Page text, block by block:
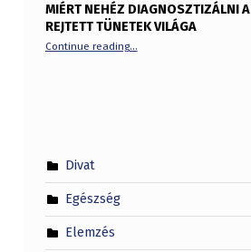
MIÉRT NEHÉZ DIAGNOSZTIZÁLNI
REJTETT TÜNETEK VILÁGA
Continue reading…
Divat
Egészség
Elemzés